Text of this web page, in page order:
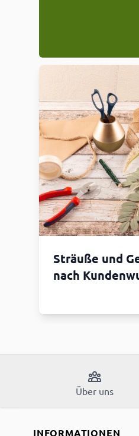
Sträuße und
nach
Über uns
INFORMATIONEN